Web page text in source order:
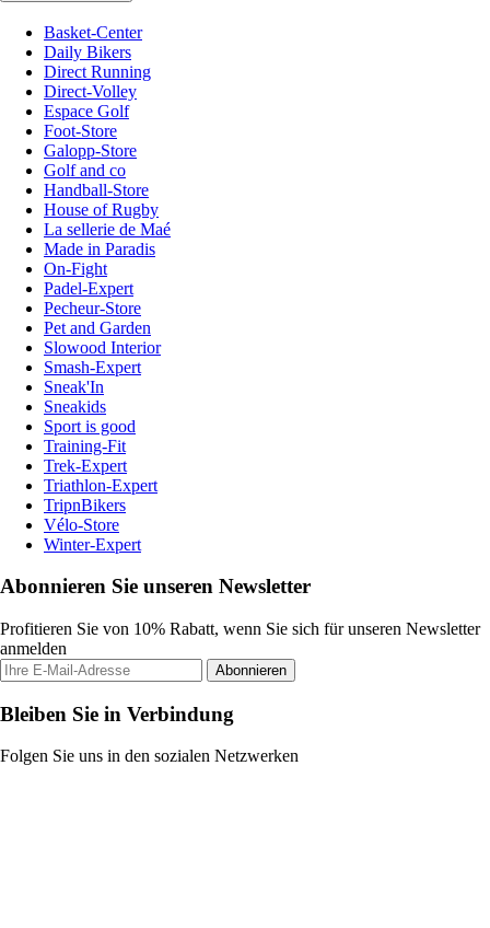
Basket-Center
Daily Bikers
Direct Running
Direct-Volley
Espace Golf
Foot-Store
Galopp-Store
Golf and co
Handball-Store
House of Rugby
La sellerie de Maé
Made in Paradis
On-Fight
Padel-Expert
Pecheur-Store
Pet and Garden
Slowood Interior
Smash-Expert
Sneak'In
Sneakids
Sport is good
Training-Fit
Trek-Expert
Triathlon-Expert
TripnBikers
Vélo-Store
Winter-Expert
Abonnieren Sie unseren Newsletter
Profitieren Sie von 10% Rabatt, wenn Sie sich für unseren Newsletter
anmelden
Abonnieren
Bleiben Sie in Verbindung
Folgen Sie uns in den sozialen Netzwerken